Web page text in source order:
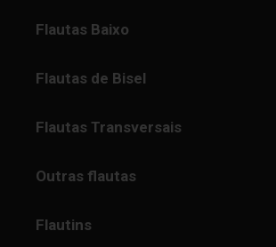
Flautas Baixo
Flautas de Bisel
Flautas Transversais
Outras flautas
Flautins